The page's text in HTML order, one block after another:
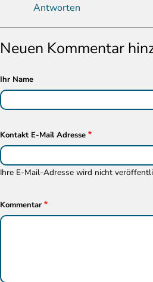
Antworten
Neuen Kommentar
Ihr Name
Kontakt E-Mail Adresse
Ihre E-Mail-Adresse wird nicht
Kommentar